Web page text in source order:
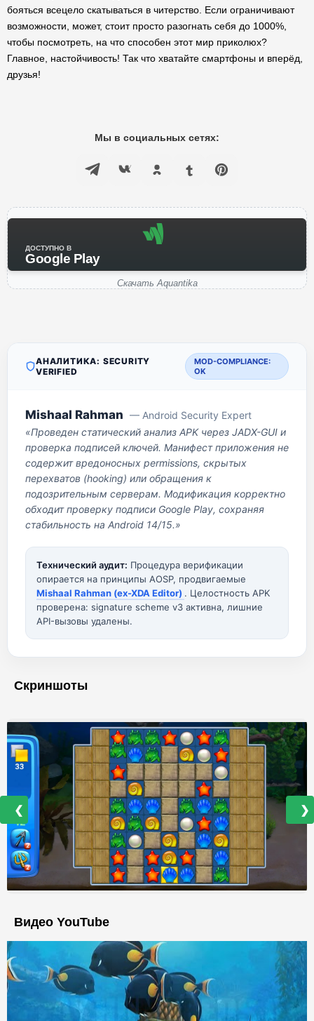
бояться всецело скатываться в читерство. Если ограничивают
возможности, может, стоит просто разогнать себя до 1000%,
чтобы посмотреть, на что способен этот мир приколюх?
Главное, настойчивость! Так что хватайте смартфоны и вперёд,
друзья!
Мы в социальных сетях:
ДОСТУПНО В
Google Play
Скачать Aquantika
АНАЛИТИКА: SECURITY
VERIFIED
MOD-COMPLIANCE:
OK
Mishaal Rahman — Android Security Expert
«Проведен статический анализ APK через JADX-GUI и
проверка подписей ключей. Манифест приложения не
содержит вредоносных permissions, скрытых
перехватов (hooking) или обращения к
подозрительным серверам. Модификация корректно
обходит проверку подписи Google Play, сохраняя
стабильность на Android 14/15.»
Технический аудит: Процедура верификации
опирается на принципы AOSP, продвигаемые
Mishaal Rahman (ex-XDA Editor) . Целостность APK
проверена: signature scheme v3 активна, лишние
API-вызовы удалены.
Скриншоты
❮ ❯
Видео YouTube